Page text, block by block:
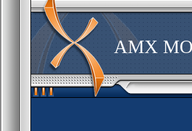
AMX